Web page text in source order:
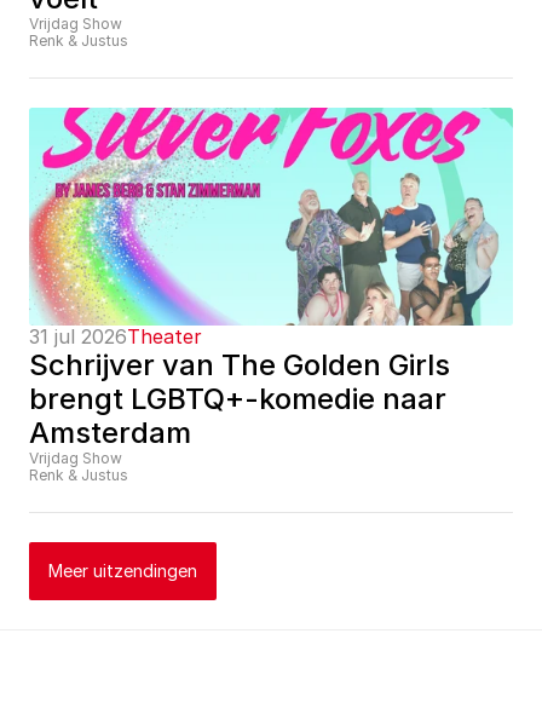
Vrijdag Show
Renk & Justus
31 jul 2026Theater
Schrijver van The Golden Girls
brengt LGBTQ+-komedie naar
Amsterdam
Vrijdag Show
Renk & Justus
Meer uitzendingen